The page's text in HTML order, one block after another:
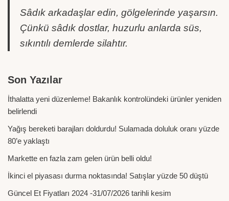
Sâdık arkadaşlar edin, gölgelerinde yaşarsın.
Çünkü sâdık dostlar, huzurlu anlarda süs,
sıkıntılı demlerde silahtır.
Son Yazılar
İthalatta yeni düzenleme! Bakanlık kontrolündeki ürünler yeniden
belirlendi
Yağış bereketi barajları doldurdu! Sulamada doluluk oranı yüzde
80’e yaklaştı
Markette en fazla zam gelen ürün belli oldu!
İkinci el piyasası durma noktasında! Satışlar yüzde 50 düştü
Güncel Et Fiyatları 2024 -31/07/2026 tarihli kesim